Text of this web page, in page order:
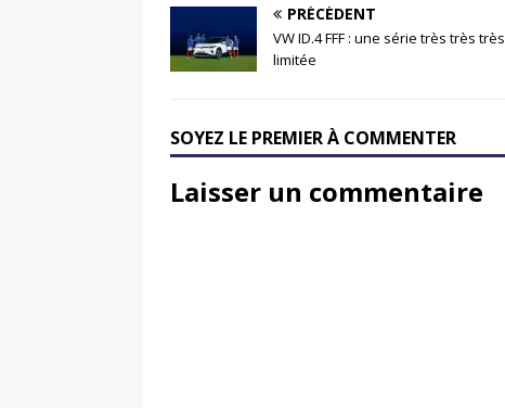
PRÉCÉDENT
VW ID.4 FFF : une série très très très
limitée
SOYEZ LE PREMIER À COMMENTER
Laisser un commentaire